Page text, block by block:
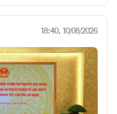
18:40, 10/08/2026